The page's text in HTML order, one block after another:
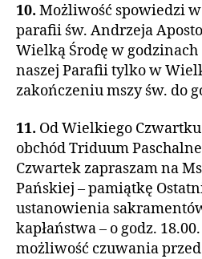
10. Możliwość spowiedzi
parafii św. Andrzeja
Wielką Środę w godzinach
naszej Parafii tylko w
zakończeniu mszy św. do
11. Od Wielkiego
obchód Triduum
Czwartek zapraszam na
Pańskiej – pamiątkę
ustanowienia
kapłaństwa – o godz.
możliwość czuwania